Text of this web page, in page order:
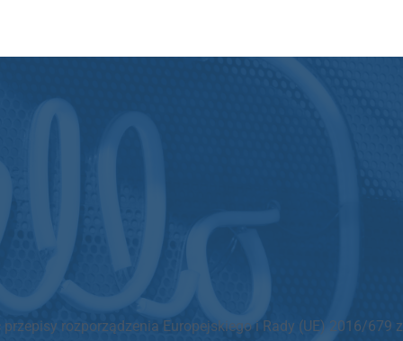
rozporządzenia Europejskiego i Rady (UE) 2016/679 z